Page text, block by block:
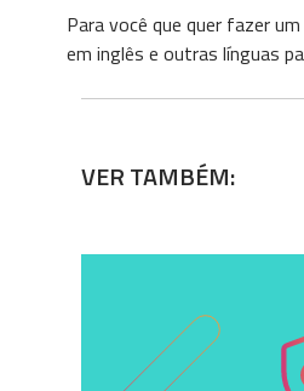
Para você que quer fazer um
em inglês e outras línguas
VER TAMBÉM: